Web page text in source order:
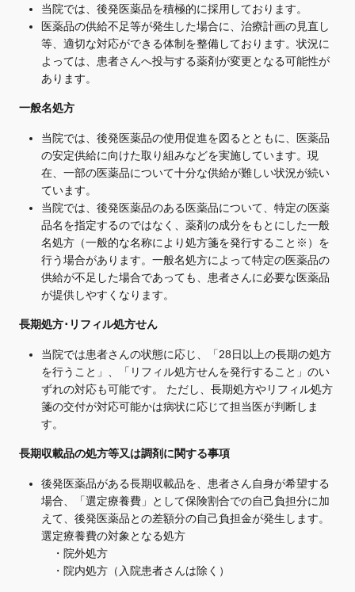
当院では、後発医薬品を積極的に採用しております。
医薬品の供給不足等が発生した場合に、治療計画の見直し
等、適切な対応ができる体制を整備しております。状況に
よっては、患者さんへ投与する薬剤が変更となる可能性が
あります。
一般名処方
当院では、後発医薬品の使用促進を図るとともに、医薬品
の安定供給に向けた取り組みなどを実施しています。現
在、一部の医薬品について十分な供給が難しい状況が続い
ています。
当院では、後発医薬品のある医薬品について、特定の医薬
品名を指定するのではなく、薬剤の成分をもとにした一般
名処方（一般的な名称により処方箋を発行すること※）を
行う場合があります。一般名処方によって特定の医薬品の
供給が不足した場合であっても、患者さんに必要な医薬品
が提供しやすくなります。
長期処方･リフィル処方せん
当院では患者さんの状態に応じ、「28日以上の長期の処方
を行うこと」、「リフィル処方せんを発行すること」のい
ずれの対応も可能です。 ただし、長期処方やリフィル処方
箋の交付が対応可能かは病状に応じて担当医が判断しま
す。
長期収載品の処方等又は調剤に関する事項
後発医薬品がある長期収載品を、患者さん自身が希望する
場合、「選定療養費」として保険割合での自己負担分に加
えて、後発医薬品との差額分の自己負担金が発生します。
選定療養費の対象となる処方
・院外処方
・院内処方（入院患者さんは除く）